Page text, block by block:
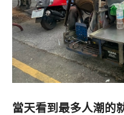
當天看到最多人潮的